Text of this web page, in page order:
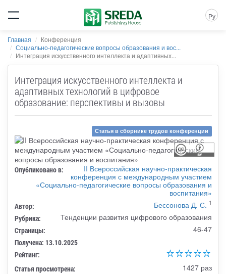
Ру
Главная
Конференция
Социально-педагогические вопросы образования и вос...
Интеграция искусственного интеллекта и адаптивных...
Интеграция искусственного интеллекта и
адаптивных технологий в цифровое
образование: перспективы и вызовы
Статья в сборнике трудов конференции
Опубликовано в:
II Всероссийская научно-практическая
конференция с международным участием
«Социально-педагогические вопросы образования и
воспитания»
Автор: Бессонова Д. С. 1
Рубрика: Тенденции развития цифрового образования
Страницы: 46-47
Получена: 13.10.2025
Рейтинг:
Статья просмотрена:
1427 раз